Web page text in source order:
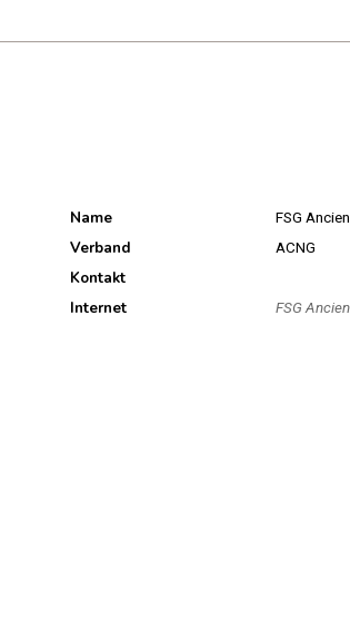
Name FSG
Verband ACNG
Kontakt
Internet
FSG